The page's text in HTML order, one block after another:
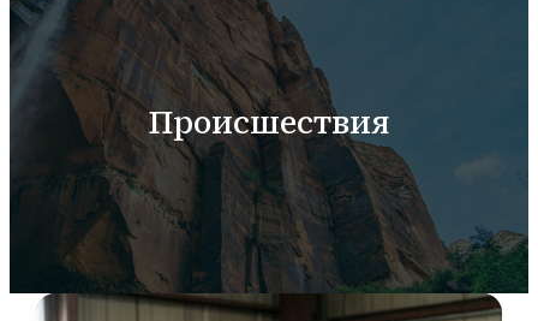
Происшествия